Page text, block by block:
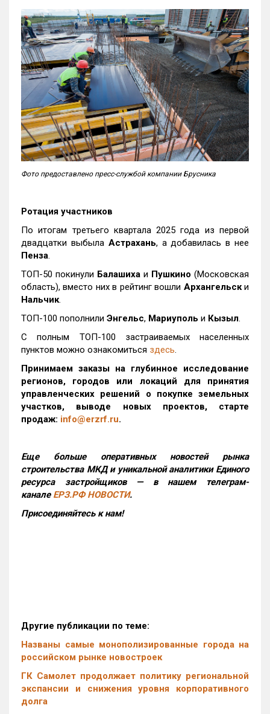
Фото предоставлено пресс-службой компании Брусника
Ротация участников
По итогам третьего квартала 2025 года из первой
двадцатки выбыла Астрахань, а добавилась в нее
Пенза.
ТОП-50 покинули Балашиха и Пушкино (Московская
область), вместо них в рейтинг вошли Архангельски
Нальчик.
ТОП-100 пополнили Энгельс, Мариуполь и Кызыл.
С полным ТОП-100 застраиваемых населенных
пунктов можно ознакомиться здесь.
Принимаем заказы на глубинное исследование
регионов, городов или локаций для принятия
управленческих решений о покупке земельных
участков, выводе новых проектов, старте
продаж: info@erzrf.ru.
Еще больше оперативных новостей рынка
строительства МКД и уникальной аналитики Единого
ресурса застройщиков — в нашем телеграм-
канале ЕРЗ.РФ НОВОСТИ.
Присоединяйтесь к нам!
Другие публикации по теме:
Названы самые монополизированные города на
российском рынке новостроек
ГК Самолет продолжает политику региональной
экспансии и снижения уровня корпоративного
долга